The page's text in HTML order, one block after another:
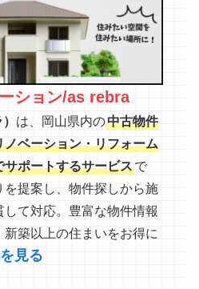
ション/as rebra
は、岡山県内の中古物件
ベーション・リフォーム
ポートするサービスで
提案し、物件探しから施
て対応。豊富な物件情報
築以上の住まいをお得に
見る